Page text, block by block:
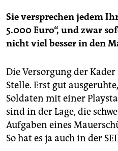
Sie versprechen jedem
5.000 Euro“, und zwar
nicht viel besser in den
Die Versorgung der
Stelle. Erst gut
Soldaten mit einer
sind in der Lage, die
Aufgaben eines
So hat es ja auch in der